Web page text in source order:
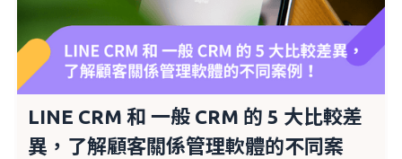
LINE CRM 和 一般 CRM 的 5 大比較差
異，了解顧客關係管理軟體的不同案